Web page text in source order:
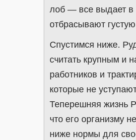
лоб — все выдает в
отбрасывают
Спустимся ниже.
считать крупным и
работников и
которые не
Теперешняя жизнь
что его организму
ниже нормы для